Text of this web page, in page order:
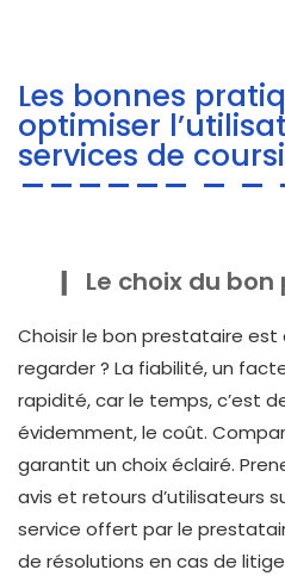
Les bonnes
optimiser
services de
Le choix du
Choisir le bon prestataire est
regarder ? La fiabilité, un
rapidité, car le temps, c’est
évidemment, le coût.
garantit un choix éclairé.
avis et retours d’utilisateurs
service offert par le
de résolutions en cas de